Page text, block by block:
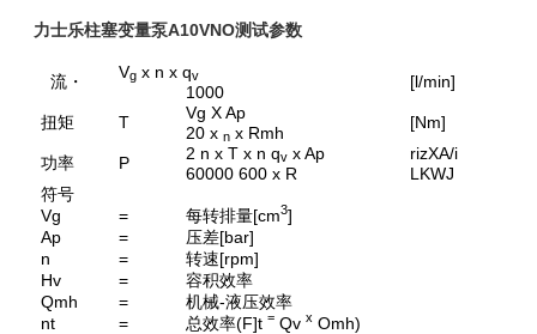
力士乐柱塞变量泵A10VNO测试参数
流・ Vgx n x qv [l/min]
1000
扭矩
T Vg X Ap [Nm]
20 x nx Rmh
功率
P 2 n x T x n qvx Ap
rizXA/i
60000 600 x R
LKWJ
符号
Vg
= 每转排量[cm3]
Ap
=
压差[bar]
n
=
转速[rpm]
Hv
=
容积效率
Qmh
=
机械-液压效率
nt
= 总效率(F]t =Qv xOmh)